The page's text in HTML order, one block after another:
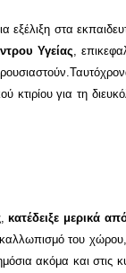
στα
Υγείας,
κτιρίου για τη
κατέδειξε μερικά
του
ακόμα και